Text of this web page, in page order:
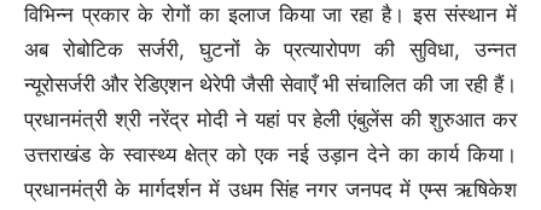
विभिन्न प्रकार के रोगों का इलाज किया जा रहा है। इस संस्थान में
अब रोबोटिक सर्जरी, घुटनों के प्रत्यारोपण की सुविधा, उन्नत
न्यूरोसर्जरी और रेडिएशन थेरेपी जैसी सेवाएँ भी संचालित की जा रही हैं।
प्रधानमंत्री श्री नरेंद्र मोदी ने यहां पर हेली एंबुलेंस की शुरुआत कर
उत्तराखंड के स्वास्थ्य क्षेत्र को एक नई उड़ान देने का कार्य किया।
प्रधानमंत्री के मार्गदर्शन में उधम सिंह नगर जनपद में एम्स ऋषिकेश